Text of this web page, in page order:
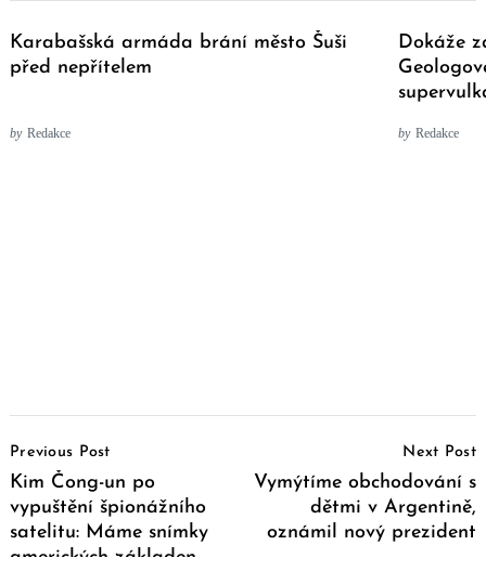
Karabašská armáda brání město Šuši
před nepřítelem
by Redakce
Dokáže
by Redakce
Navigation
Previous Post
Kim Čong-un po
vypuštění špionážního
satelitu: Máme snímky
amerických základen
Next Post
Vymýtíme obchodování s
dětmi v Argentině,
oznámil nový prezident